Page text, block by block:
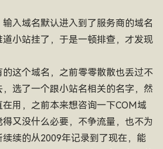
入域名默认进入到了服务商的域名
小站挂了，于是一顿排查，才发现
这个域名，之前零零散散也丢过不
选了一个跟小站名相关的名字，然
用，之前本来想咨询一下COM域
又没什么必要，不争流量，也不为
续的从2009年记录到了现在，能